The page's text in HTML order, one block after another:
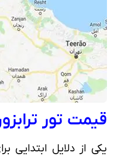
قیمت تور
یکی از دلایل